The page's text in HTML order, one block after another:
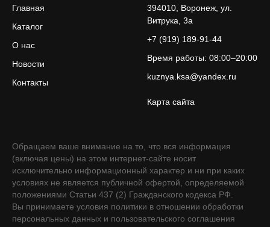
Главная
Каталог
О нас
Новости
Контакты
394010, Воронеж, ул.
Витрука, 3а
+7 (919) 189-91-44
Время работы: 08:00–20:00
kuznya.ksa@yandex.ru
Карта сайта
Обращаем ваше внимание на то, что вся информация
(включая цены) на этом интернет-сайте носит
исключительно информационный характер и ни при каких
условиях не является публичной офертой, определяемой
положениями Статьи 437 (2) Гражданского кодекса РФ.
Вы принимаете условия политики в отношении обработки
персональных данных и пользовательского соглашения